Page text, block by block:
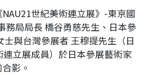
世紀美術連立展》-東京國
務局局長 橋谷勇慈先生、日本參
士與台灣參展者 王穆提先生（日
連立展成員）於日本參展藝術家
影。